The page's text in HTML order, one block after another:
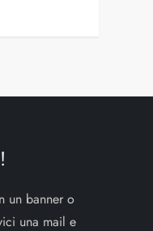
un banner o
una mail e